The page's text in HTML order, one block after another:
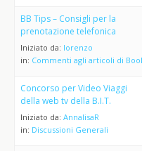
BB Tips – Consigli per la
prenotazione telefonica
Iniziato da: lorenzo
in: Commenti agli articoli di
Concorso per Video Viaggi
della web tv della B.I.T.
Iniziato da: AnnalisaR
in: Discussioni Generali